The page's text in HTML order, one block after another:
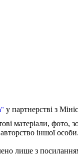
у партнерстві з
матеріали, фото,
іншої особи.
лише з